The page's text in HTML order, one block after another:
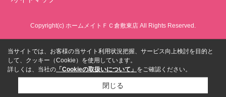
Copyright(c) ホームメイトＦＣ倉敷東店 All Rights Reserved.
当サイトでは、お客様の当サイト利用状況把握、サービス向上検討を目的と
して、クッキー（Cookie）を使用しています。
詳しくは、当社の 「Cookieの取扱いについて」 をご確認ください。
閉じる